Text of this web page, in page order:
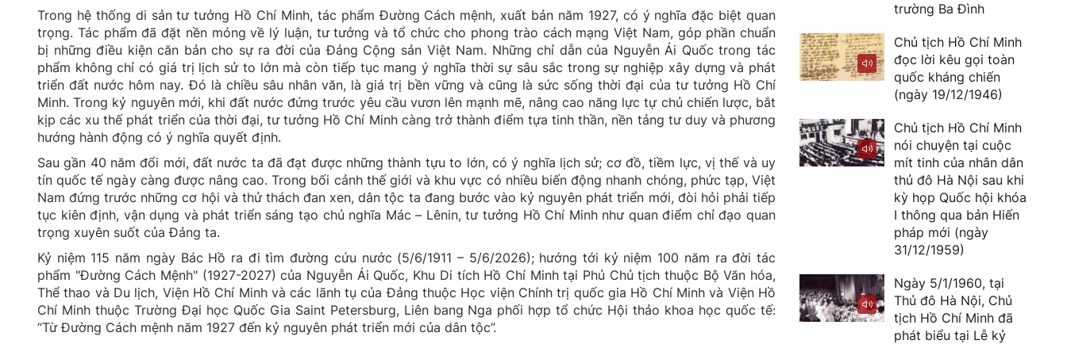
Trong hệ thống di sản tư tưởng Hồ Chí Minh, tác phẩm Đường Cách mệnh, xuất bản năm 1927, có ý nghĩa đặc biệt quan
trọng. Tác phẩm đã đặt nền móng về lý luận, tư tưởng và tổ chức cho phong trào cách mạng Việt Nam, góp phần chuẩn
bị những điều kiện căn bản cho sự ra đời của Đảng Cộng sản Việt Nam. Những chỉ dẫn của Nguyễn Ái Quốc trong tác
phẩm không chỉ có giá trị lịch sử to lớn mà còn tiếp tục mang ý nghĩa thời sự sâu sắc trong sự nghiệp xây dựng và phát
triển đất nước hôm nay. Đó là chiều sâu nhân văn, là giá trị bền vững và cũng là sức sống thời đại của tư tưởng Hồ Chí
Minh. Trong kỷ nguyên mới, khi đất nước đứng trước yêu cầu vươn lên mạnh mẽ, nâng cao năng lực tự chủ chiến lược, bắt
kịp các xu thế phát triển của thời đại, tư tưởng Hồ Chí Minh càng trở thành điểm tựa tinh thần, nền tảng tư duy và phương
hướng hành động có ý nghĩa quyết định.
Sau gần 40 năm đổi mới, đất nước ta đã đạt được những thành tựu to lớn, có ý nghĩa lịch sử; cơ đồ, tiềm lực, vị thế và uy
tín quốc tế ngày càng được nâng cao. Trong bối cảnh thế giới và khu vực có nhiều biến động nhanh chóng, phức tạp, Việt
Nam đứng trước những cơ hội và thử thách đan xen, dân tộc ta đang bước vào kỷ nguyên phát triển mới, đòi hỏi phải tiếp
tục kiên định, vận dụng và phát triển sáng tạo chủ nghĩa Mác – Lênin, tư tưởng Hồ Chí Minh như quan điểm chỉ đạo quan
trọng xuyên suốt của Đảng ta.
Kỷ niệm 115 năm ngày Bác Hồ ra đi tìm đường cứu nước (5/6/1911 – 5/6/2026); hướng tới kỷ niệm 100 năm ra đời tác
phẩm "Đường Cách Mệnh" (1927-2027) của Nguyễn Ái Quốc, Khu Di tích Hồ Chí Minh tại Phủ Chủ tịch thuộc Bộ Văn hóa,
Thể thao và Du lịch, Viện Hồ Chí Minh và các lãnh tụ của Đảng thuộc Học viện Chính trị quốc gia Hồ Chí Minh và Viện Hồ
Chí Minh thuộc Trường Đại học Quốc Gia Saint Petersburg, Liên bang Nga phối hợp tổ chức Hội thảo khoa học quốc tế:
“Từ Đường Cách mệnh năm 1927 đến kỷ nguyên phát triển mới của dân tộc”.
trường Ba Đình
Chủ tịch Hồ Chí Minh
đọc lời kêu gọi toàn
quốc kháng chiến
(ngày 19/12/1946)
Chủ tịch Hồ Chí Minh
nói chuyện tại cuộc
mít tinh của nhân dân
thủ đô Hà Nội sau khi
kỳ họp Quốc hội khóa
I thông qua bản Hiến
pháp mới (ngày
31/12/1959)
Ngày 5/1/1960, tại
Thủ đô Hà Nội, Chủ
tịch Hồ Chí Minh đã
phát biểu tại Lễ kỷ